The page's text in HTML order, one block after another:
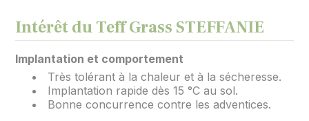
Intérêt du Teff Grass STEFFANIE
Implantation et comportement
Très tolérant à la chaleur et à la sécheresse.
Implantation rapide dès 15 °C au sol.
Bonne concurrence contre les adventices.